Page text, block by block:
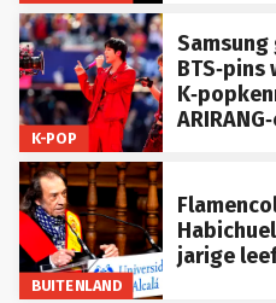
K-POP
BUITENLAND
jarige